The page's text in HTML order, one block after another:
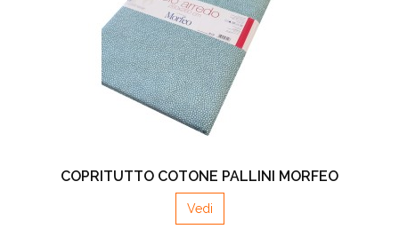
COPRITUTTO COTONE PALLINI MORFEO
Vedi